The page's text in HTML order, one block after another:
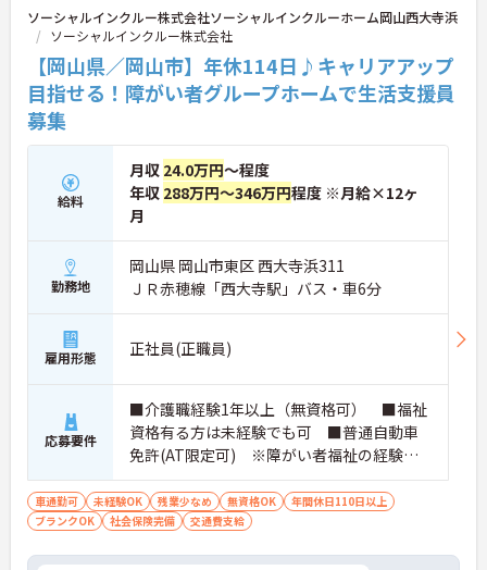
ソーシャルインクルー株式会社ソーシャルインクルーホーム岡山西大寺浜
ソーシャルインクルー株式会社
【岡山県／岡山市】年休114日♪キャリアアップ
目指せる！障がい者グループホームで生活支援員
募集
給料
月収 24.0万円～程度
年収 288万円～346万円程度 ※月給×12ヶ
月
勤務地
岡山県 岡山市東区 西大寺浜311
ＪＲ赤穂線「西大寺駅」バス・車6分
雇用形態 正社員(正職員)
応募要件
■介護職経験1年以上（無資格可） ■福祉
資格有る方は未経験でも可 ■普通自動車
免許(AT限定可) ※障がい者福祉の経験は
不問です。※初任者研修資格 ヘルパー2級以
上の方、実務経験2年以上の方、障がい者福
祉に関する経験をお持ちの方大歓迎
車通勤可 未経験OK 残業少なめ 無資格OK
年間休日110日以上
ブランクOK
社会保険完備 交通費支給